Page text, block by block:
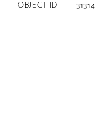
OBJECT ID 31314